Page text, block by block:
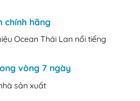
chính hãng
Ocean Thái Lan nổi tiếng
vòng 7 ngày
sản xuất